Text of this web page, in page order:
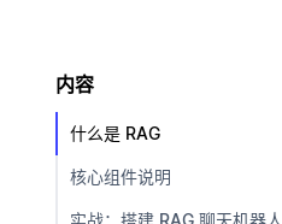
内容
什么是 RAG
核心组件说明
实战：搭建 RAG 聊天机器人